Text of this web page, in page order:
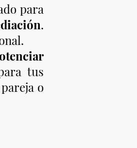
para
.
tus
o